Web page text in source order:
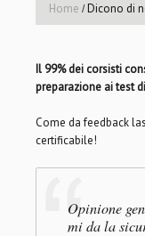
Home Dicono di
Il 99% dei corsisti
preparazione ai test
Come da feedback
certificabile!
Opinione
mi da la